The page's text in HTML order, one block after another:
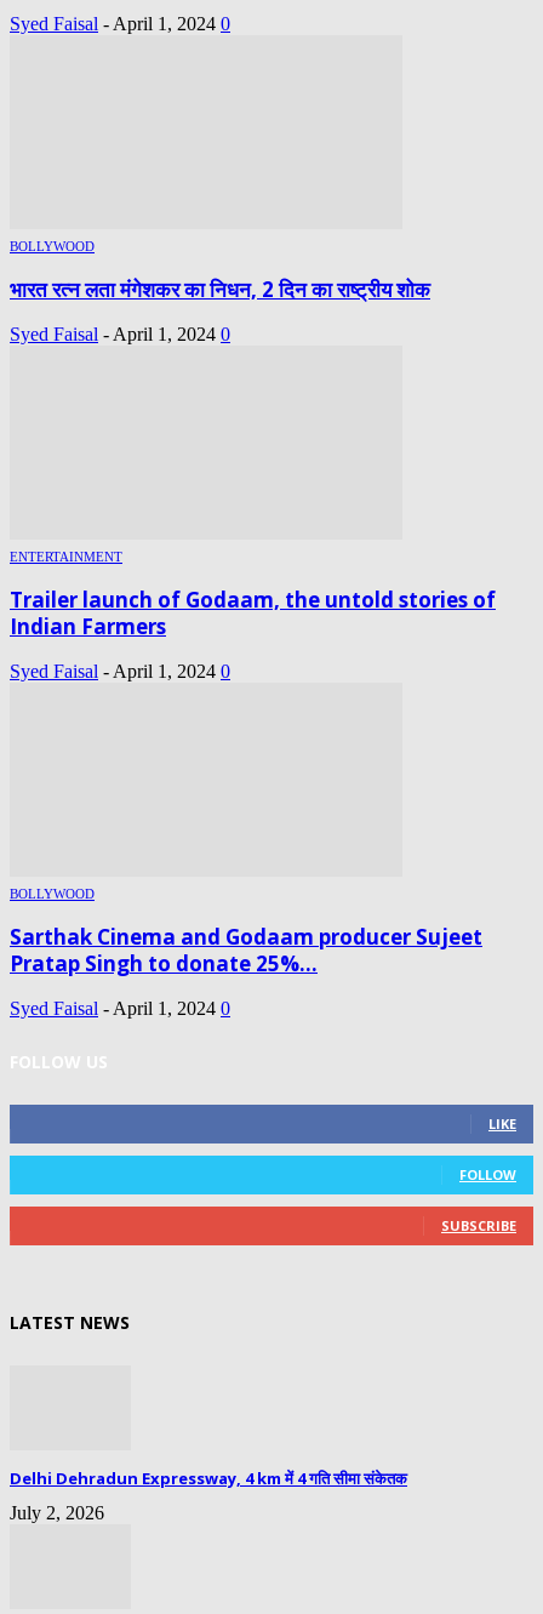
Syed Faisal - April 1, 2024 0
BOLLYWOOD
भारत रत्न लता मंगेशकर का निधन, 2 दिन का राष्ट्रीय शोक
Syed Faisal - April 1, 2024 0
ENTERTAINMENT
Trailer launch of Godaam, the untold stories of
Indian Farmers
Syed Faisal - April 1, 2024 0
BOLLYWOOD
Sarthak Cinema and Godaam producer Sujeet
Pratap Singh to donate 25%...
Syed Faisal - April 1, 2024 0
FOLLOW US
LIKE
FOLLOW
SUBSCRIBE
LATEST NEWS
Delhi Dehradun Expressway, 4 km में 4 गति सीमा संकेतक
July 2, 2026